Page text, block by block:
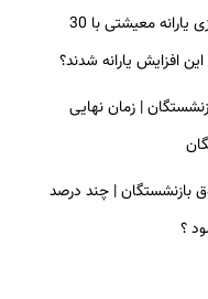
پرداخت کالابرگ برای مادران | واریزی یارانه معیشتی با 30
افزایش یارانه شدند؟
| زمان نهایی
بازنشستگان | چند درصد
؟